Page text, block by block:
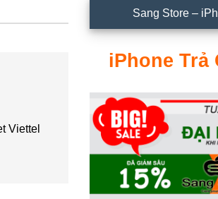
Viettel
Sidebar
chính
Sang Store –
iPhone Trả